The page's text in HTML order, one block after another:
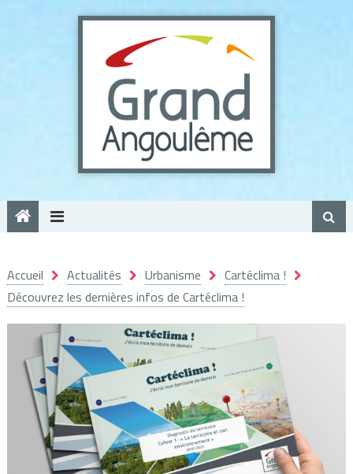
Accueil Actualités Urbanisme
Cartéclima !
Découvrez les dernières infos de Cartéclima !
Panneau de gestion des cookies